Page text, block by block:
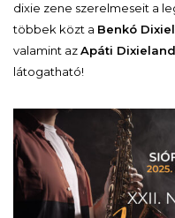
dixie zene szerelmeseit a
többek közt a Benkó
valamint azApáti
látogatható!